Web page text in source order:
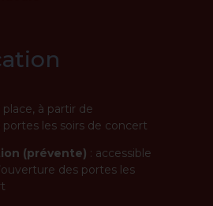
place, à partir de
portes les soirs de concert
(prévente) : accessible
des portes les